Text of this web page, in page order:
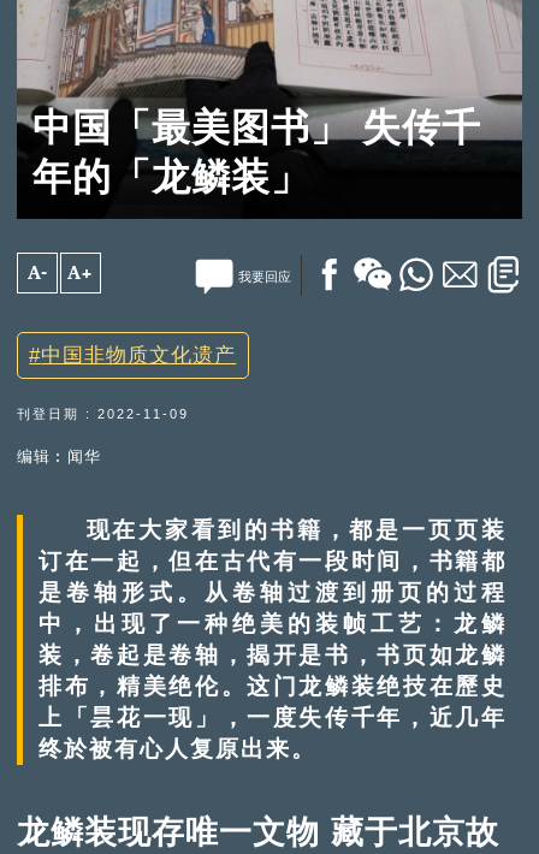
中国「最美图书」 失传千
年的「龙鳞装」
A- A+ 我要回应
中国非物质文化遗产
刊登日期 : 2022-11-09
编辑︰闻华
现在大家看到的书籍，都是一页页装
订在一起，但在古代有一段时间，书籍都
是卷轴形式。从卷轴过渡到册页的过程
中，出现了一种绝美的装帧工艺：龙鳞
装，卷起是卷轴，揭开是书，书页如龙鳞
排布，精美绝伦。这门龙鳞装绝技在歷史
上「昙花一现」，一度失传千年，近几年
终於被有心人复原出来。
龙鳞装现存唯一文物 藏于北京故